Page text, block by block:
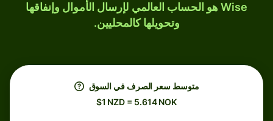
Wise هو الحساب العالمي لإرسال الأموال وإنفاقها
وتحويلها كالمحليين.
متوسط ​​سعر الصرف في السوق
$1 NZD = 5.614 NOK